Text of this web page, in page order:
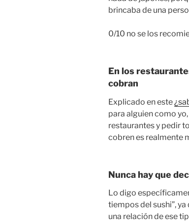
brincaba de una
0/10 no se los
En los
cobran
Explicado en este
para alguien como
restaurantes y pedir
cobren es realmente
Nunca hay que
Lo digo
tiempos del sushi”,
una relación de ese